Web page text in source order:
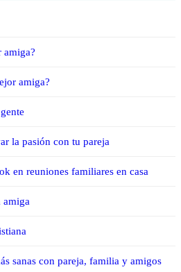
amiga?
amiga?
la pasión con tu pareja
en reuniones familiares en casa
amiga
sanas con pareja, familia y amigos